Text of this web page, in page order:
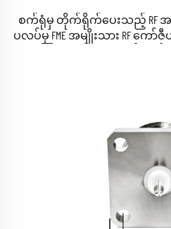
စက်ရုံမှ တိုက်ရိုက်ပေးသည့် RF အက်
ပလပ်မှ FME အမျိုးသား RF က